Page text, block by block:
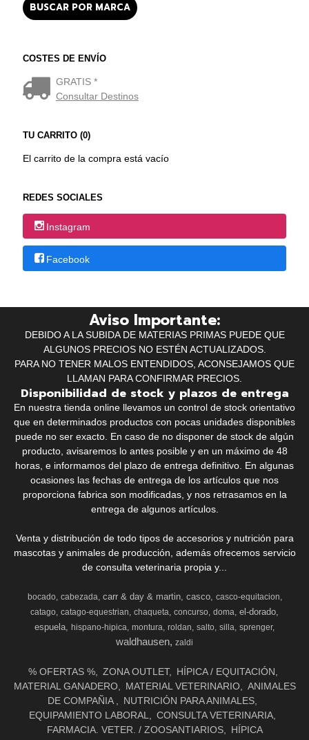
COSTES DE ENVÍO
GRATIS *
Consultar Destinos
TU CARRITO (0)
El carrito de la compra está vacío
REDES SOCIALES
Instagram
Facebook
Aviso Importante:
DEBIDO A LA SUBIDA DE MATERIAS PRIMAS PUEDE QUE
ALGUNOS PRECIOS NO ESTÉN ACTUALIZADOS.
PARA NO TENER MALOS ENTENDIDOS, ACONSEJAMOS QUE
LLAMAN PARA CONFIRMAR PRECIOS.
Disponibilidad de stock y plazos de entrega
En nuestra tienda online llevamos un control de stock orientativo
que en determinados productos con pocas unidades disponibles
puede no ser exacto. En caso de no disponer de stock de algún
producto, avisaremos lo antes posible y en un máximo de 48
horas, e informamos del plazo de entrega definitivo. En algunas
ocasiones las fechas de entrega de los artículos que nos
proporciona fabrica son modificadas, y nos retrasamos en la
entrega de algunos artículos.
Venta y distribución de todo tipos de accesorios y nutrición para
mascotas y animales de producción, además ofrecemos servicio
de consulta veterinaria propia y...
bocado cabezada carr & day & martin casco
casco-equitacion
catago catago-equestrian chaqueta concurso doma el-dorado
espuela
hispano-hipica montura roldan salto silla sprenger
waldhausen zaldi
% OFERTAS % ZONA OUTLET
HÍPICA / EQUITACIÓN
MATERIAL GANADERO
MATERIAL VETERINARIO
ANIMALES
DE COMPAÑIA
NUTRICIÓN PARA ANIMALES
EQUIPAMIENTO LABORAL
CONSULTA VETERINARIA
FARMACIA. VETER. / ZOOSANTIARIOS
HÍPICA